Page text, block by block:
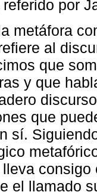
referido por
metáfora
al
que
y que
que
sí.
el llamado